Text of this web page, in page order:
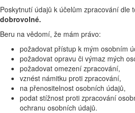
Poskytnutí údajů k účelům zpracování dle
dobrovolné.
Beru na vědomí, že mám právo:
požadovat přístup k mým osobním
požadovat opravu či výmaz mých
požadovat omezení zpracování,
vznést námitku proti zpracování,
na přenositelnost osobních údajů,
podat stížnost proti zpracování
ochranu osobních údajů.